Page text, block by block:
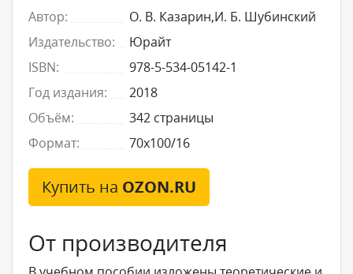
Автор:
О. В. Казарин,И. Б. Шубинский
Издательство:
Юрайт
ISBN:
978-5-534-05142-1
Год издания:
2018
Объём:
342 страницы
Формат:
70x100/16
Купить на OZON.RU
От производителя